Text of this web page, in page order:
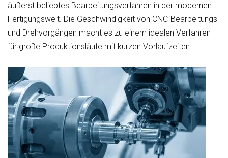
äußerst beliebtes Bearbeitungsverfahren in der modernen
Fertigungswelt. Die Geschwindigkeit von CNC-Bearbeitungs-
und Drehvorgängen macht es zu einem idealen Verfahren
für große Produktionsläufe mit kurzen Vorlaufzeiten.